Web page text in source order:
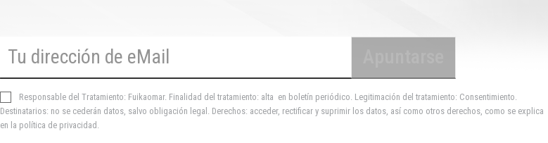
Responsable del Tratamiento: Fuikaomar. Finalidad del tratamiento: alta en boletín periódico. Legitimación del tratamiento: Consentimiento.
Destinatarios: no se cederán datos, salvo obligación legal. Derechos: acceder, rectificar y suprimir los datos, así como otros derechos, como se explica
en la política de privacidad